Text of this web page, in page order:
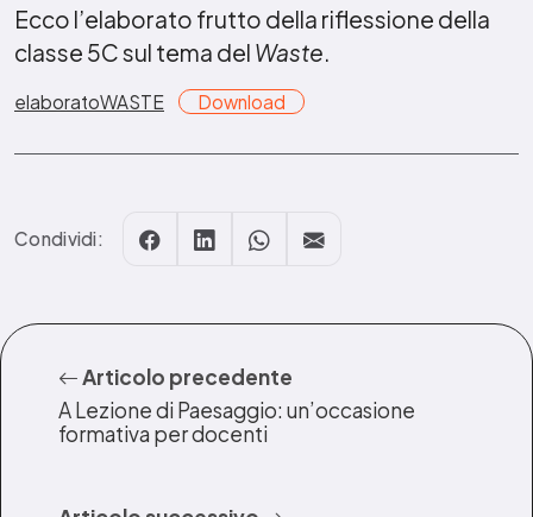
Ecco l’elaborato frutto della riflessione della
classe 5C sul tema del Waste.
elaboratoWASTE Download
Condividi:
Articolo precedente
A Lezione di Paesaggio: un’occasione
formativa per docenti